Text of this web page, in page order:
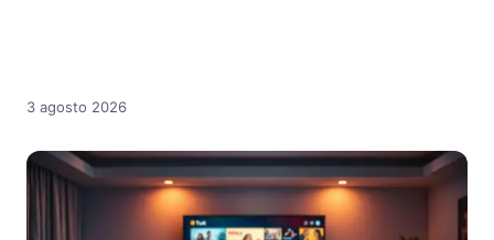
3 agosto 2026